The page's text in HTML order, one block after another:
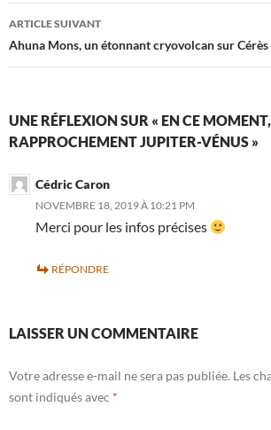
articles
ARTICLE SUIVANT
Ahuna Mons, un étonnant cryovolcan sur Cérès
UNE RÉFLEXION SUR « EN CE
RAPPROCHEMENT JUPITER-VÉNUS »
Cédric Caron
NOVEMBRE 18, 2019 À 10:21 PM
Merci pour les infos précises
RÉPONDRE
LAISSER UN COMMENTAIRE
Votre adresse e-mail ne sera pas publiée. Les
sont indiqués avec *